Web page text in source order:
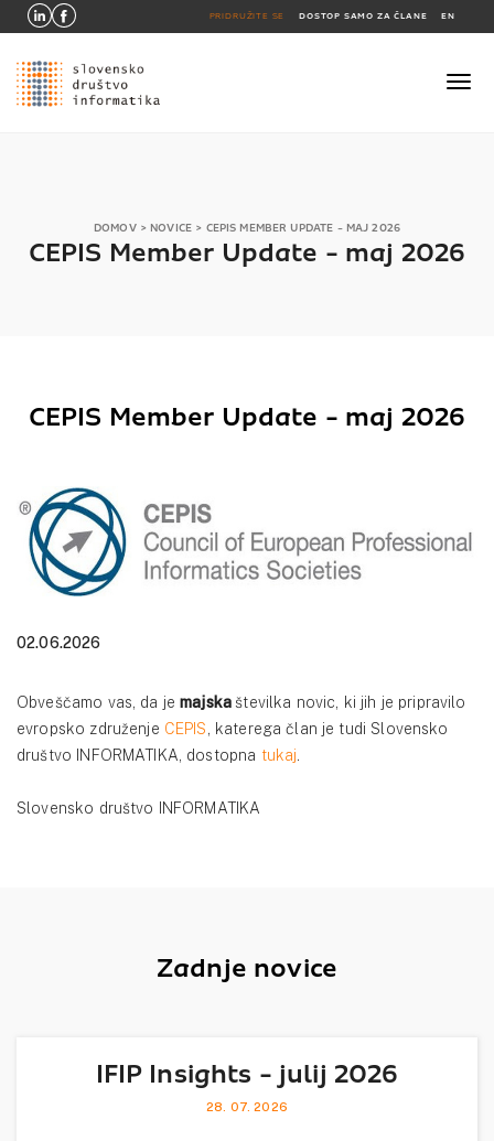
PRIDRUŽITE SE DOSTOP SAMO ZA ČLANE EN
DOMOV> NOVICE > CEPIS MEMBER UPDATE - MAJ 2026
CEPIS Member Update - maj 2026
CEPIS Member Update - maj 2026
02.06.2026
Obveščamo vas, da jemajskaštevilka novic, ki jih je pripravilo
evropsko združenje CEPIS, katerega član je tudi Slovensko
društvo INFORMATIKA, dostopna tukaj.
Slovensko društvo INFORMATIKA
Zadnje novice
IFIP Insights - julij 2026
28. 07. 2026